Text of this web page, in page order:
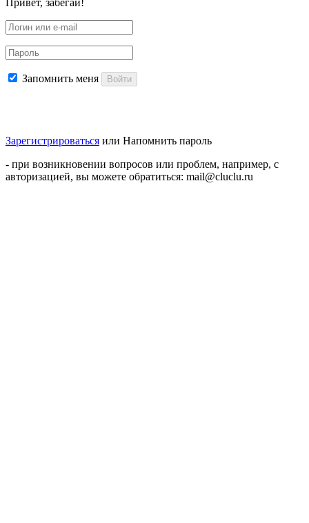
Привет, забегай!
Запомнить меня Войти
Зарегистрироваться или Напомнить пароль
- при возникновении вопросов или проблем, например, с
авторизацией, вы можете обратиться: mail@cluclu.ru